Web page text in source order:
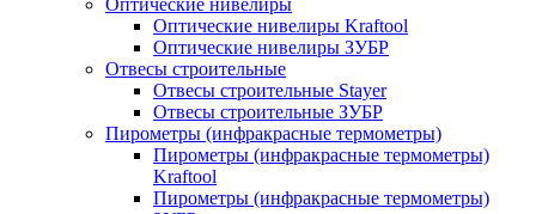
Оптические нивелиры
Оптические нивелиры Kraftool
Оптические нивелиры ЗУБР
Отвесы строительные
Отвесы строительные Stayer
Отвесы строительные ЗУБР
Пирометры (инфракрасные термометры)
Пирометры (инфракрасные термометры)
Kraftool
Пирометры (инфракрасные термометры)